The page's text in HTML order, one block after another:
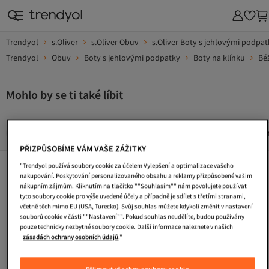
Trendyol s.Oliver s.Oliver Obuv
s.Oliver Boty s jehlovými
Trendyol
Obuv Boty s jehlovými podpatky Boty na klínku
Mohlo by se ti také líbit
Saty S
Popularni Značky Zobrazit vše
Zimni Boty Turisticke Boty
Pracovni Boty
Saty S Flitry
Kabelka
Tasky Pres Rameno
Dlouhe Vecerni Saty
Pletene Saty
Koktejlove Saty
PŘIZPŮSOBÍME VÁM VAŠE ZÁŽITKY
"Trendyol používá soubory cookie za účelem Vylepšení a optimalizace vašeho
nakupování. Poskytování personalizovaného obsahu a reklamy přizpůsobené vašim
nákupním zájmům. Kliknutím na tlačítko ""Souhlasím"" nám povolujete používat
tyto soubory cookie pro výše uvedené účely a případně je sdílet s třetími stranami,
včetně těch mimo EU (USA, Turecko). Svůj souhlas můžete kdykoli změnit v nastavení
souborů cookie v části ""Nastavení"". Pokud souhlas neudělíte, budou používány
pouze technicky nezbytné soubory cookie. Další informace naleznete v našich
zásadách ochrany osobních údajů."